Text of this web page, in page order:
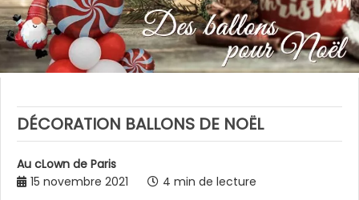
DÉCORATION BALLONS DE NOËL
Au cLown de Paris
15 novembre 2021
4 min de lecture